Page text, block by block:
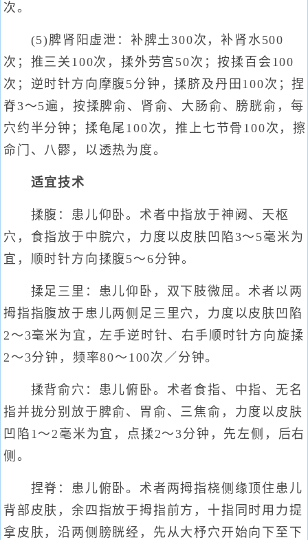
次。
(5)脾肾阳虚泄：补脾土300次，补肾水500
次；推三关100次，揉外劳宫50次；按揉百会100
次；逆时针方向摩腹5分钟，揉脐及丹田100次；捏
脊3～5遍，按揉脾俞、肾俞、大肠俞、膀胱俞，每
穴约半分钟；揉龟尾100次，推上七节骨100次，擦
命门、八髎，以透热为度。
适宜技术
揉腹：患儿仰卧。术者中指放于神阙、天枢
穴，食指放于中脘穴，力度以皮肤凹陷3～5毫米为
宜，顺时针方向揉腹5～6分钟。
揉足三里：患儿仰卧，双下肢微屈。术者以两
拇指指腹放于患儿两侧足三里穴，力度以皮肤凹陷
2～3毫米为宜，左手逆时针、右手顺时针方向旋揉
2～3分钟，频率80～100次／分钟。
揉背俞穴：患儿俯卧。术者食指、中指、无名
指并拢分别放于脾俞、胃俞、三焦俞，力度以皮肤
凹陷1～2毫米为宜，点揉2～3分钟，先左侧，后右
侧。
捏脊：患儿俯卧。术者两拇指桡侧缘顶住患儿
背部皮肤，余四指放于拇指前方，十指同时用力提
拿皮肤，沿两侧膀胱经，先从大杼穴开始向下至下